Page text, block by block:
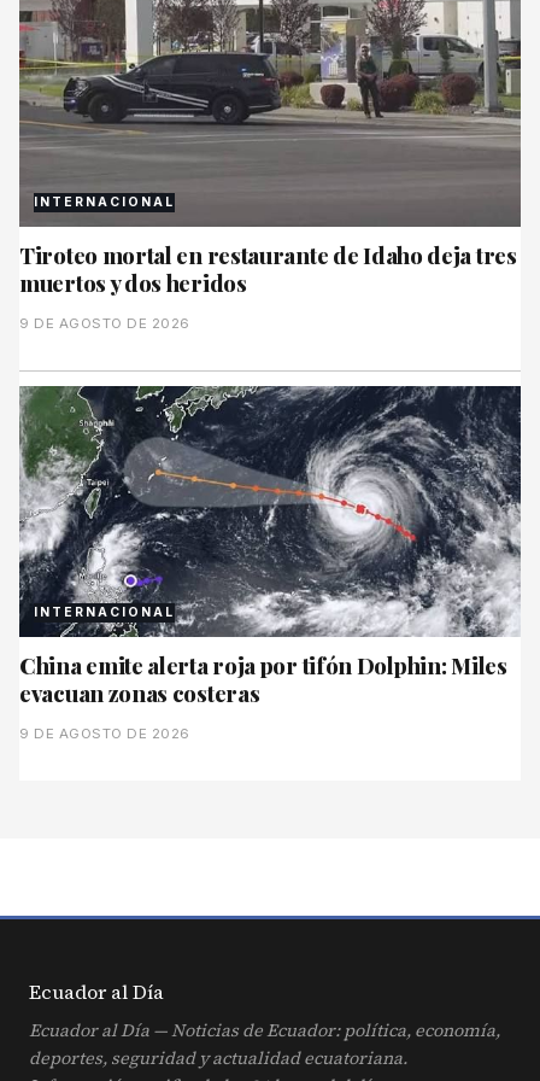
INTERNACIONAL
Tiroteo mortal en restaurante de Idaho deja tres
muertos y dos heridos
9 DE AGOSTO DE 2026
INTERNACIONAL
China emite alerta roja por tifón Dolphin: Miles
evacuan zonas costeras
9 DE AGOSTO DE 2026
Ecuador alDía
Ecuador al Día — Noticias de Ecuador: política, economía,
deportes, seguridad y actualidad ecuatoriana.